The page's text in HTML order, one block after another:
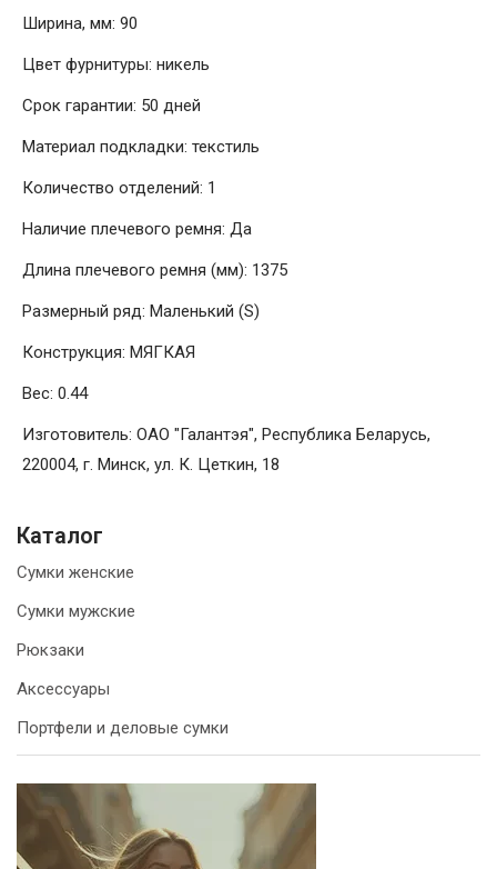
Ширина, мм: 90
Цвет фурнитуры: никель
Срок гарантии: 50 дней
Материал подкладки: текстиль
Количество отделений: 1
Наличие плечевого ремня: Да
Длина плечевого ремня (мм): 1375
Размерный ряд: Маленький (S)
Конструкция: МЯГКАЯ
Вес: 0.44
Изготовитель: ОАО "Галантэя", Республика Беларусь,
220004, г. Минск, ул. К. Цеткин, 18
Каталог
Сумки женские
Сумки мужские
Рюкзаки
Аксессуары
Портфели и деловые сумки